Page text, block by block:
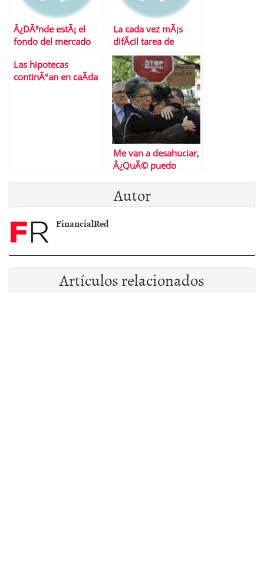
Â¿DÃ³nde estÃ¡ el
fondo del mercado
inmobiliario?
La cada vez mÃ¡s
difÃ­cil tarea de
comprar una casa
Las hipotecas
continÃºan en caÃ­da
Me van a desahuciar,
Â¿QuÃ© puedo
Autor
FinancialRed
Artículos relacionados